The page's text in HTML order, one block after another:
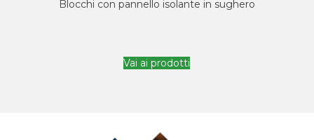
Blocchi con pannello isolante in sughero
Vai ai prodotti